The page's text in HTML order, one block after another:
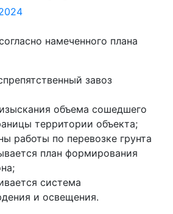
намеченного плана
завоз
объема сошедшего
территории объекта;
работы по перевозке грунта
план формирования
система
и освещения.